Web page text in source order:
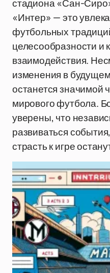
стадиона «Сан-
«Интер» — это
футбольных
целесообразности и
взаимодействия.
изменения в
останется значимой
мирового футбола.
уверены, что
развиваться
страсть к игре